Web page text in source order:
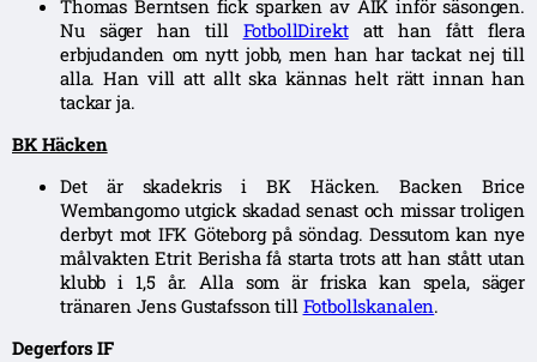
Thomas Berntsen fick sparken av AIK inför säsongen.
Nu säger han till FotbollDirektatt han fått flera
erbjudanden om nytt jobb, men han har tackat nej till
alla. Han vill att allt ska kännas helt rätt innan han
tackar ja.
BK Häcken
Det är skadekris i BK Häcken. Backen Brice
Wembangomo utgick skadad senast och missar troligen
derbyt mot IFK Göteborg på söndag. Dessutom kan nye
målvakten Etrit Berisha få starta trots att han stått utan
klubb i 1,5 år. Alla som är friska kan spela, säger
tränaren Jens Gustafsson till Fotbollskanalen.
Degerfors IF